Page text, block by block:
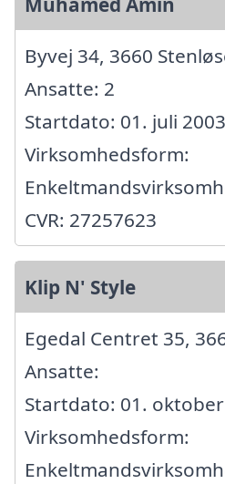
Byvej 34, 3660
Ansatte: 2
Startdato: 01. juli
Virksomhedsform:
CVR: 27257623
Klip N' Style
Egedal Centret 35,
Ansatte:
Startdato: 01.
Virksomhedsform: